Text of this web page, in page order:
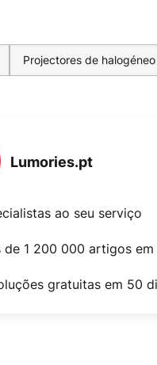
Projectores de
Lumories.pt
ao seu serviço
de 1 200 000 artigos
gratuitas em 50